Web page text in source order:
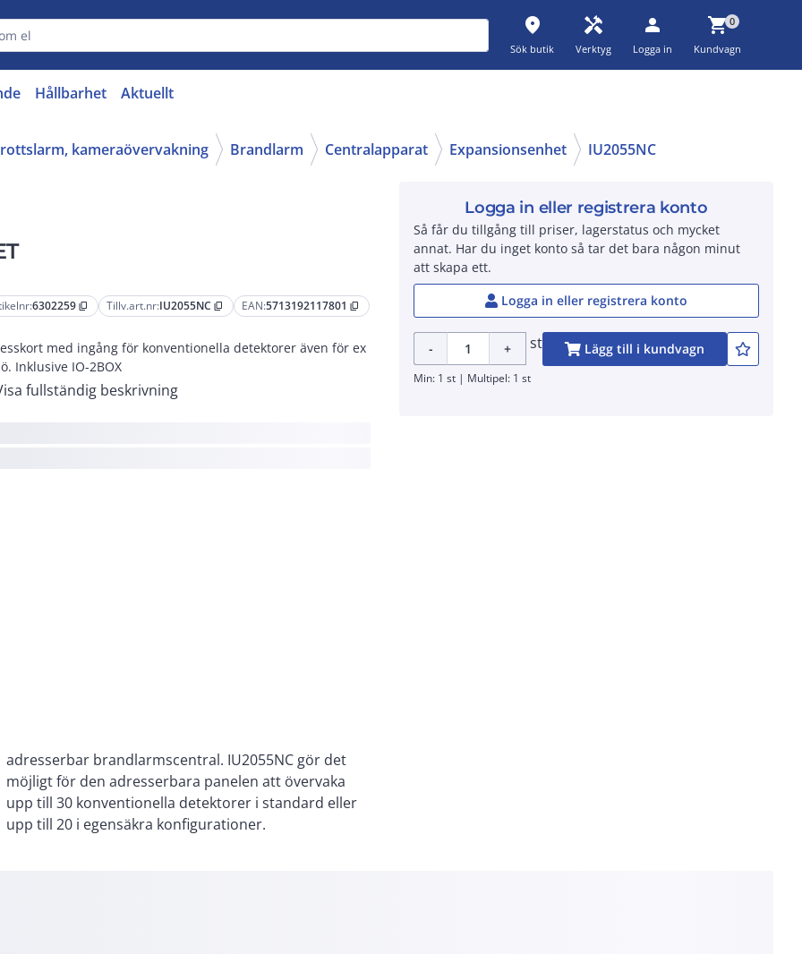
place
Sök butik
handyman
Verktyg
person
Logga in
shopping_cart0
Kundvagn
Hållbarhet Aktuellt
kameraövervakning Brandlarm Centralapparat Expansionsenhet IU2055NC
6302259 content_copy Tillv.art.nr:IU2055NC content_copy EAN:5713192117801 content_copy
med ingång för konventionella detektorer även för ex
Inklusive IO-2BOX
fullständig beskrivning
upp till 20 i egensäkra konfigurationer.
Logga in eller registrera konto
Så får du tillgång till priser, lagerstatus och mycket
annat. Har du inget konto så tar det bara någon minut
att skapa ett.
Logga in eller registrera konto
- + st Lägg till i kundvagn
Min: 1 st | Multipel: 1 st